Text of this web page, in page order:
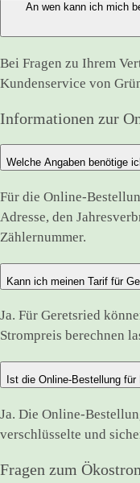
An wen kann ich mich
Bei Fragen zu Ihrem
Kundenservice von
Informationen zur
Welche Angaben benötige
Für die Online-
Adresse, den
Zählernummer.
Kann ich meinen Tarif für
Ja. Für Geretsried
Strompreis berechnen
Ist die Online-Bestellung
Ja. Die Online-
verschlüsselte und
Fragen zum